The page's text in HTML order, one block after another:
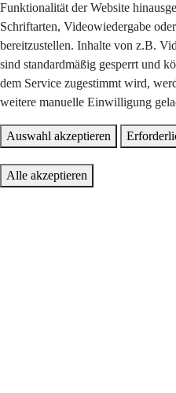
Funktionalität der Website
Schriftarten, Videowiedergabe
bereitzustellen. Inhalte von z.B.
sind standardmäßig gesperrt und
dem Service zugestimmt wird,
weitere manuelle Einwilligung
Auswahl akzeptieren
Alle akzeptieren